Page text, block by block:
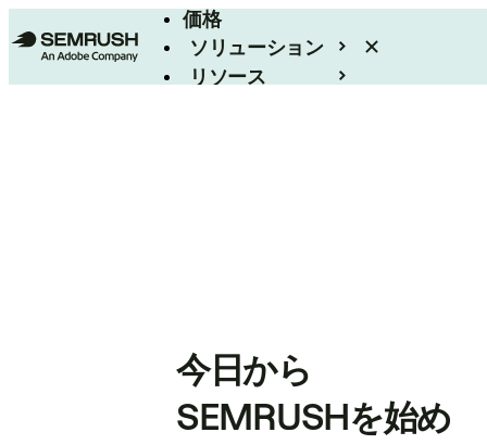
価格
ソリューション
リソース
今日から
SEMRUSHを始め